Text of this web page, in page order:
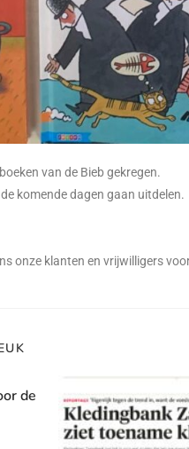
van de Bieb gekregen.
komende dagen gaan uitdelen.
onze klanten en vrijwilligers
de